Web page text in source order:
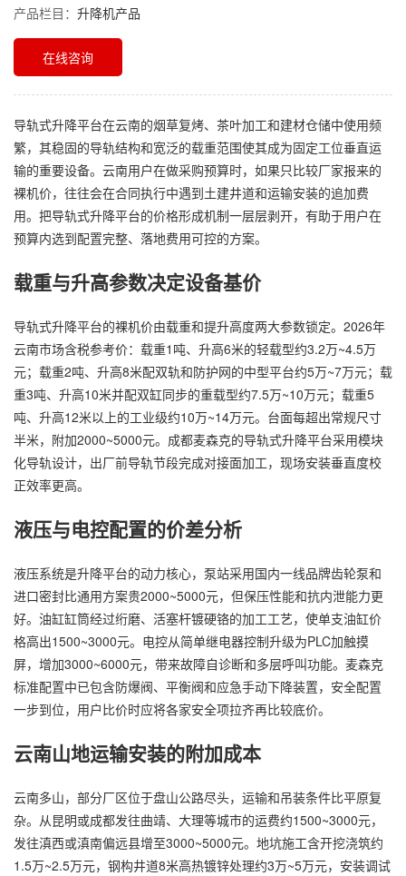
产品栏目： 升降机产品
在线咨询
导轨式升降平台在云南的烟草复烤、茶叶加工和建材仓储中使用频
繁，其稳固的导轨结构和宽泛的载重范围使其成为固定工位垂直运
输的重要设备。云南用户在做采购预算时，如果只比较厂家报来的
裸机价，往往会在合同执行中遇到土建井道和运输安装的追加费
用。把导轨式升降平台的价格形成机制一层层剥开，有助于用户在
预算内选到配置完整、落地费用可控的方案。
载重与升高参数决定设备基价
导轨式升降平台的裸机价由载重和提升高度两大参数锁定。2026年
云南市场含税参考价：载重1吨、升高6米的轻载型约3.2万~4.5万
元；载重2吨、升高8米配双轨和防护网的中型平台约5万~7万元；载
重3吨、升高10米并配双缸同步的重载型约7.5万~10万元；载重5
吨、升高12米以上的工业级约10万~14万元。台面每超出常规尺寸
半米，附加2000~5000元。成都麦森克的导轨式升降平台采用模块
化导轨设计，出厂前导轨节段完成对接面加工，现场安装垂直度校
正效率更高。
液压与电控配置的价差分析
液压系统是升降平台的动力核心，泵站采用国内一线品牌齿轮泵和
进口密封比通用方案贵2000~5000元，但保压性能和抗内泄能力更
好。油缸缸筒经过绗磨、活塞杆镀硬铬的加工工艺，使单支油缸价
格高出1500~3000元。电控从简单继电器控制升级为PLC加触摸
屏，增加3000~6000元，带来故障自诊断和多层呼叫功能。麦森克
标准配置中已包含防爆阀、平衡阀和应急手动下降装置，安全配置
一步到位，用户比价时应将各家安全项拉齐再比较底价。
云南山地运输安装的附加成本
云南多山，部分厂区位于盘山公路尽头，运输和吊装条件比平原复
杂。从昆明或成都发往曲靖、大理等城市的运费约1500~3000元，
发往滇西或滇南偏远县增至3000~5000元。地坑施工含开挖浇筑约
1.5万~2.5万元，钢构井道8米高热镀锌处理约3万~5万元，安装调试